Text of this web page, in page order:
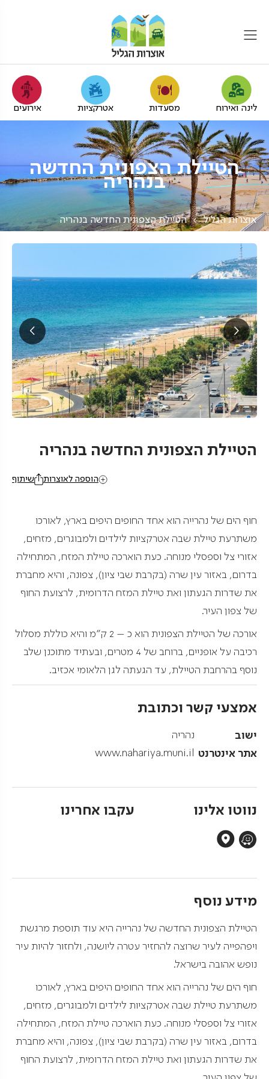
לינה ואירוח מסעדות אטרקציות אירועים
הטיילת הצפונית החדשה
בנהריה
אוצרות הגליל הטיילת הצפונית החדשה בנהריה
הטיילת הצפונית החדשה בנהריה
שיתוף הוספה לאוצרות
חוף הים של נהרייה הוא אחד החופים היפים בארץ, לאורכו
משתרעת טיילת שבה אטרקציות לילדים ולמבוגרים, מזחים,
אזורי צל וספסלי מנוחה. כעת הוארכה טיילת המזח, המתחילה
בדרום, באזור עין שרה (בקרבת שבי ציון), צפונה, והיא מחברת
את שדרות הגעתון ואת טיילת המזח הדרומית, לרצועת החוף
של צפון העיר.
אורכה של הטיילת הצפונית הוא כ – 2 ק"מ והיא כוללת מסלול
רכיבה על אופניים, ברוחב של 4 מטרים, ובעתיד מתוכנן שלב
נוסף בהרחבת הטיילת, עד הגעתה לגן הלאומי אכזיב.
אמצעי קשר וכתובת
ישוב נהריה
אתר אינטרנט www.nahariya.muni.il
נווטו אלינו עקבו אחרינו
מידע נוסף
הטיילת הצפונית החדשה של נהרייה היא עוד תוספת מרגשת
ויפהפייה לעיר שרוצה להחזיר עטרה ליושנה, ולחזור להיות עיר
נופש אהובה בישראל.
חוף הים של נהרייה הוא אחד החופים היפים בארץ, לאורכו
משתרעת טיילת שבה אטרקציות לילדים ולמבוגרים, מזחים,
אזורי צל וספסלי מנוחה. כעת הוארכה טיילת המזח, המתחילה
בדרום, באזור עין שרה (בקרבת שבי ציון), צפונה, והיא מחברת
את שדרות הגעתון ואת טיילת המזח הדרומית, לרצועת החוף